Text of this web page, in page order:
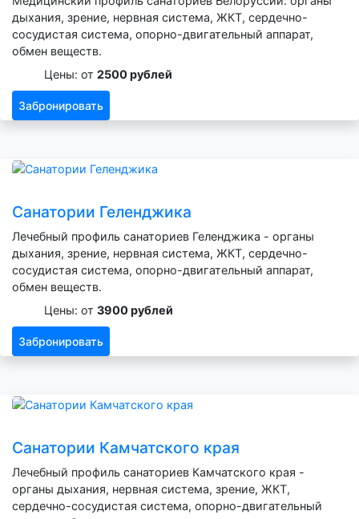
дыхания, зрение, нервная система, ЖКТ, сердечно-
сосудистая система, опорно-двигательный аппарат,
обмен веществ.
Цены: от 2500 рублей
Забронировать
Санатории Геленджика
Лечебный профиль санаториев Геленджика - органы
дыхания, зрение, нервная система, ЖКТ, сердечно-
сосудистая система, опорно-двигательный аппарат,
обмен веществ.
Цены: от 3900 рублей
Забронировать
Санатории Камчатского края
Лечебный профиль санаториев Камчатского края -
органы дыхания, нервная система, зрение, ЖКТ,
сердечно-сосудистая система, опорно-двигательный